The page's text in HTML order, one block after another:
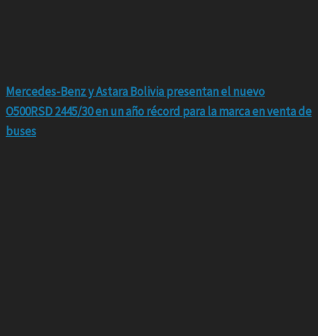
Mercedes-Benz y Astara Bolivia presentan el nuevo
O500RSD 2445/30 en un año récord para la marca en venta de
buses